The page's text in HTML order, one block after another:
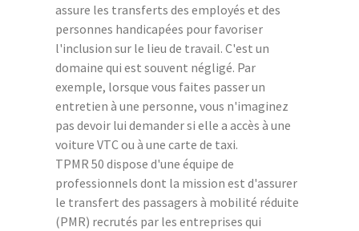
assure les transferts des employés et des
personnes handicapées pour favoriser
l'inclusion sur le lieu de travail. C'est un
domaine qui est souvent négligé. Par
exemple, lorsque vous faites passer un
entretien à une personne, vous n'imaginez
pas devoir lui demander si elle a accès à une
voiture VTC ou à une carte de taxi.
TPMR 50 dispose d'une équipe de
professionnels dont la mission est d'assurer
le transfert des passagers à mobilité réduite
(PMR) recrutés par les entreprises qui